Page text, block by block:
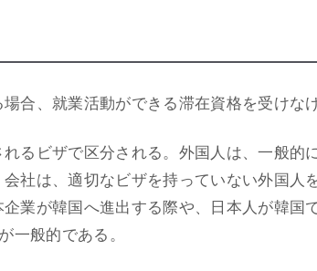
合、就業活動ができる滞在資格を受けな
るビザで区分される。外国人は、一般
社は、適切なビザを持っていない外国
業が韓国へ進出する際や、日本人が韓
一般的である。